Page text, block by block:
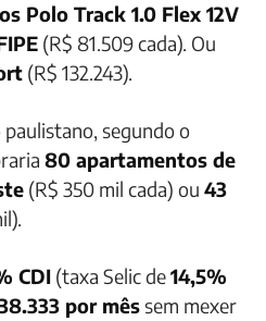
Polo Track 1.0 Flex 12V
(R$ 81.509 cada). Ou
(R$ 132.243).
segundo o
80 apartamentos de
(R$ 350 mil cada) ou 43
CDI (taxa Selic de14,5%
por mêssem mexer